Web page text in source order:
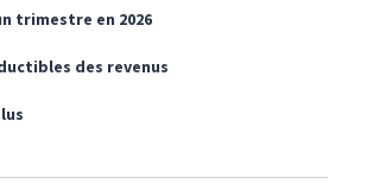
trimestre en 2026
des revenus